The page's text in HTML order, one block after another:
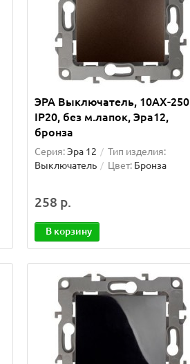
ЭРА Выключатель, 10АХ-
IP20, без м.лапок, Эра12,
бронза
Серия:Эра 12
Тип изделия:
Выключатель
Цвет: Бронза
258 р.
В корзину